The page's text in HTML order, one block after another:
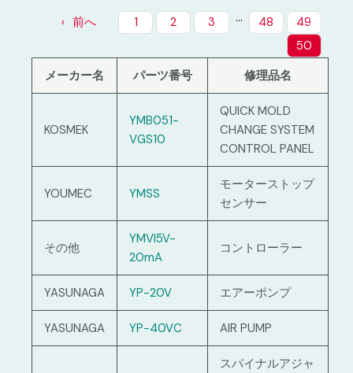
前へ 1 2 3 … 48
49
50
メーカー名
パーツ番号 修理品名
KOSMEK
YMB051-
VGS10
QUICK MOLD
CHANGE SYSTEM
CONTROL PANEL
YOUMEC YMSS
モーターストップ
センサー
その他
YMVI5V-
20mA
コントローラー
YASUNAGA YP-20V エアーポンプ
YASUNAGA YP-40VC AIR PUMP
スパイナルアジャ